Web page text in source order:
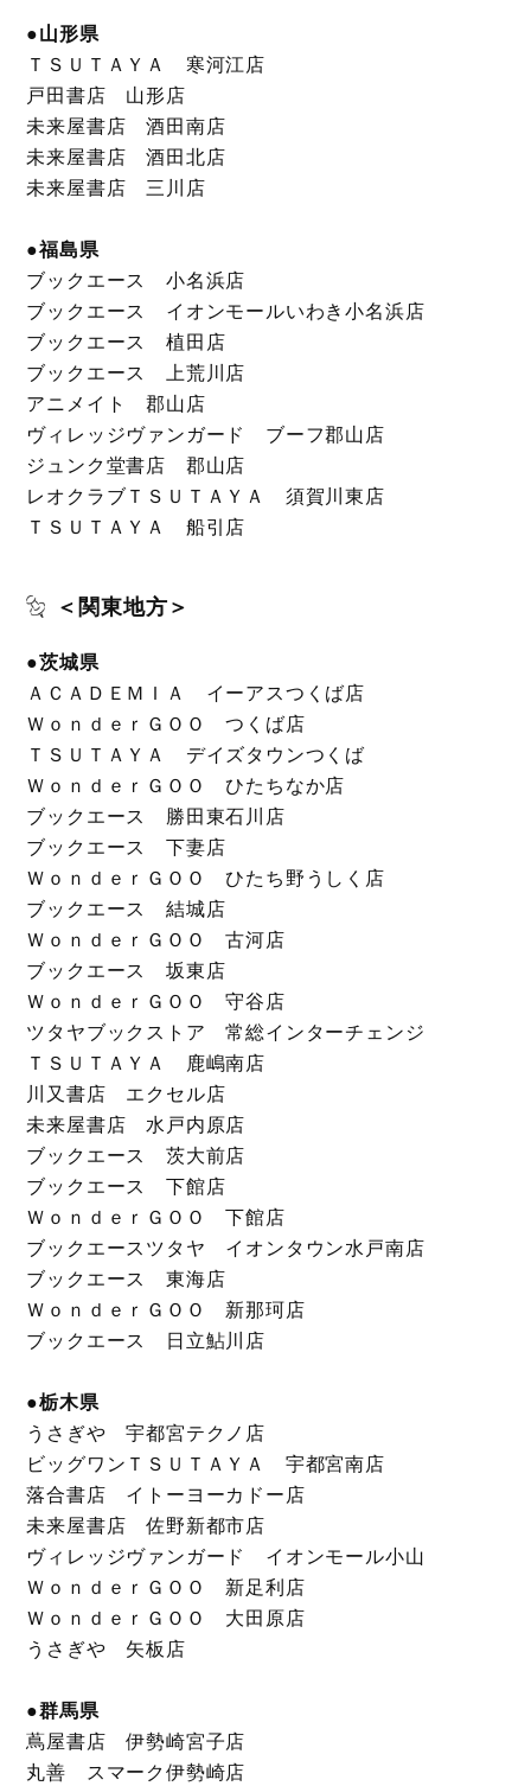
●山形県
ＴＳＵＴＡＹＡ 寒河江店
戸田書店 山形店
未来屋書店 酒田南店
未来屋書店 酒田北店
未来屋書店 三川店
●福島県
ブックエース 小名浜店
ブックエース イオンモールいわき小名浜店
ブックエース 植田店
ブックエース 上荒川店
アニメイト 郡山店
ヴィレッジヴァンガード ブーフ郡山店
ジュンク堂書店 郡山店
レオクラブＴＳＵＴＡＹＡ 須賀川東店
ＴＳＵＴＡＹＡ 船引店
＜関東地方＞
●茨城県
ＡＣＡＤＥＭＩＡ イーアスつくば店
ＷｏｎｄｅｒＧＯＯ つくば店
ＴＳＵＴＡＹＡ デイズタウンつくば
ＷｏｎｄｅｒＧＯＯ ひたちなか店
ブックエース 勝田東石川店
ブックエース 下妻店
ＷｏｎｄｅｒＧＯＯ ひたち野うしく店
ブックエース 結城店
ＷｏｎｄｅｒＧＯＯ 古河店
ブックエース 坂東店
ＷｏｎｄｅｒＧＯＯ 守谷店
ツタヤブックストア 常総インターチェンジ
ＴＳＵＴＡＹＡ 鹿嶋南店
川又書店 エクセル店
未来屋書店 水戸内原店
ブックエース 茨大前店
ブックエース 下館店
ＷｏｎｄｅｒＧＯＯ 下館店
ブックエースツタヤ イオンタウン水戸南店
ブックエース 東海店
ＷｏｎｄｅｒＧＯＯ 新那珂店
ブックエース 日立鮎川店
●栃木県
うさぎや 宇都宮テクノ店
ビッグワンＴＳＵＴＡＹＡ 宇都宮南店
落合書店 イトーヨーカドー店
未来屋書店 佐野新都市店
ヴィレッジヴァンガード イオンモール小山
ＷｏｎｄｅｒＧＯＯ 新足利店
ＷｏｎｄｅｒＧＯＯ 大田原店
うさぎや 矢板店
●群馬県
蔦屋書店 伊勢崎宮子店
丸善 スマーク伊勢崎店